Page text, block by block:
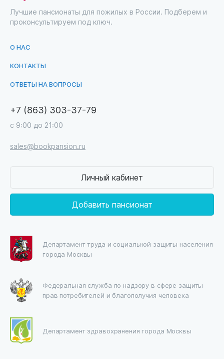
Лучшие пансионаты для пожилых в России. Подберем и
проконсультируем под ключ.
О НАС
КОНТАКТЫ
ОТВЕТЫ НА ВОПРОСЫ
+7 (863) 303-37-79
с 9:00 до 21:00
sales@bookpansion.ru
Личный кабинет
Добавить пансионат
Департамент труда и социальной защиты населения
города Москвы
Федеральная служба по надзору в сфере защиты
прав потребителей и благополучия человека
Департамент здравохранения города Москвы